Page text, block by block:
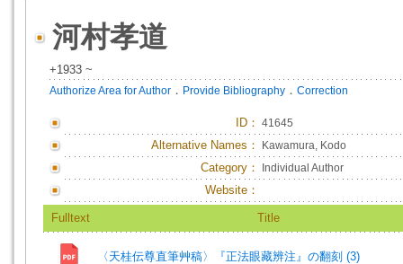
河村孝道
+1933 ~
Authorize Area for Author ． Provide Bibliography ． Correction
ID ： 41645
Alternative Names： Kawamura, Kodo
Category： Individual Author
Website：
Fulltext Title
〈天桂伝尊直筆艸稿〉『正法眼藏辨注』の翻刻 (3)